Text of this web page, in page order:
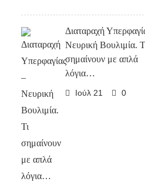
Διαταραχή
Νευρική Βουλιμία.
σημαίνουν με απλά
λόγια…
Ιούλ 21 0